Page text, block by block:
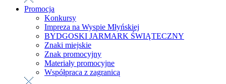
Promocja
Konkursy
Impreza na Wyspie Młyńskiej
BYDGOSKI JARMARK ŚWIĄTECZNY
Znaki miejskie
Znak promocyjny
Materiały promocyjne
Współpraca z zagranicą